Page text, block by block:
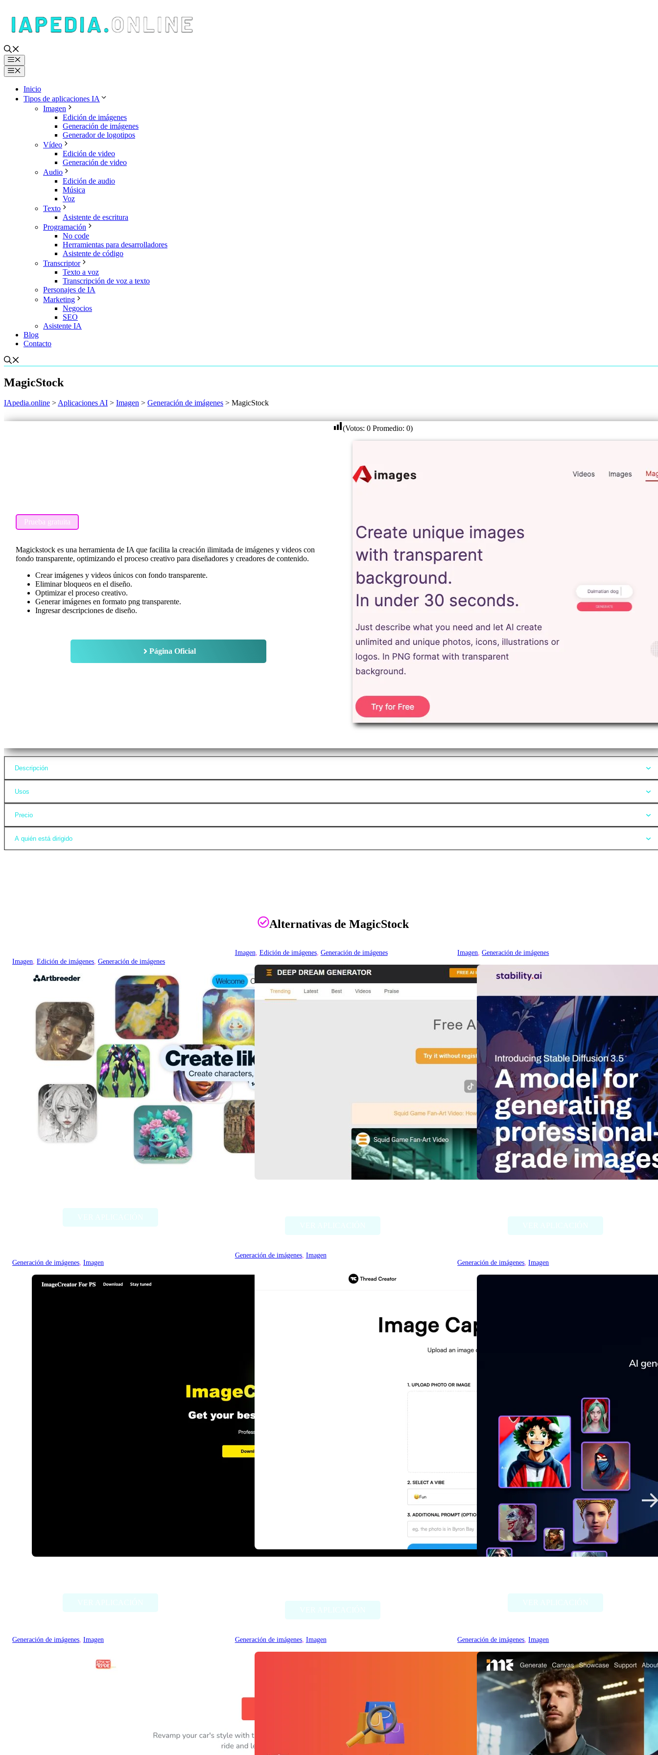
contenido
Menú
Menú
Inicio
Tipos de aplicaciones IA
Imagen
Edición de imágenes
Generación de imágenes
Generador de logotipos
Vídeo
Edición de video
Generación de video
Audio
Edición de audio
Música
Voz
Texto
Asistente de escritura
Programación
No code
Herramientas para desarrolladores
Asistente de código
Transcriptor
Texto a voz
Transcripción de voz a texto
Personajes de IA
Marketing
Negocios
SEO
Asistente IA
Blog
Contacto
MagicStock
IApedia.online >Aplicaciones AI > Imagen > Generación de imágenes > MagicStock
Prueba gratuita
Magickstock es una herramienta de IA que facilita la creación ilimitada de imágenes y videos con
fondo transparente, optimizando el proceso creativo para diseñadores y creadores de contenido.
Crear imágenes y videos únicos con fondo transparente.
Eliminar bloqueos en el diseño.
Optimizar el proceso creativo.
Generar imágenes en formato png transparente.
Ingresar descripciones de diseño.
Página Oficial
(Votos: 0 Promedio: 0)
Descripción
Usos
Precio
A quién está dirigido
Alternativas de MagicStock
Imagen , Edición de imágenes , Generación de imágenes
Imagen, Edición de imágenes, Generación de imágenes Imagen, Generación de imágenes
Generación de imágenes, Imagen
Generación de imágenes, Imagen
Generación de imágenes, Imagen
Generación de imágenes, Imagen Generación de imágenes, Imagen Generación de imágenes, Imagen